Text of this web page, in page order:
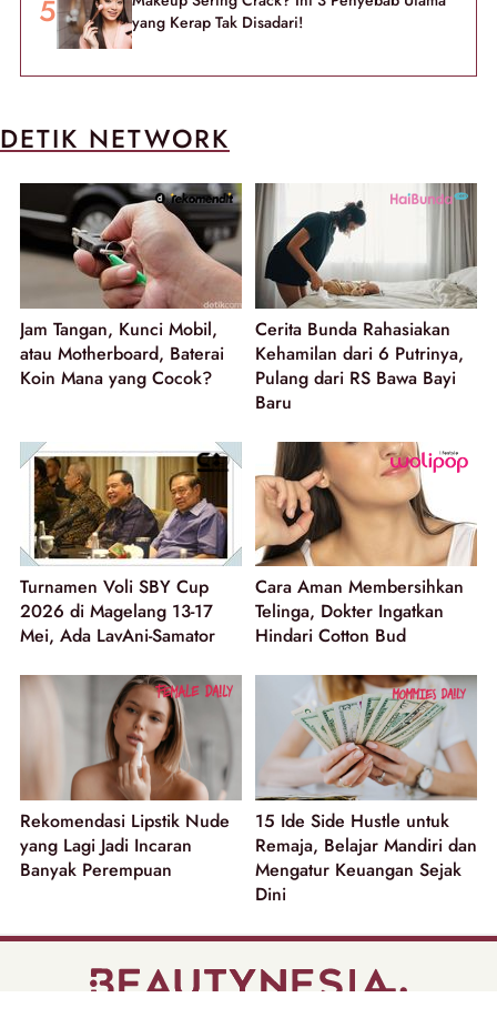
yang Kerap Tak Disadari!
DETIK NETWORK
Jam Tangan, Kunci Mobil,
atau Motherboard, Baterai
Koin Mana yang Cocok?
Cerita Bunda Rahasiakan
Kehamilan dari 6 Putrinya,
Pulang dari RS Bawa Bayi
Baru
Turnamen Voli SBY Cup
2026 di Magelang 13-17
Mei, Ada LavAni-Samator
Cara Aman Membersihkan
Telinga, Dokter Ingatkan
Hindari Cotton Bud
Rekomendasi Lipstik Nude
yang Lagi Jadi Incaran
Banyak Perempuan
15 Ide Side Hustle untuk
Remaja, Belajar Mandiri dan
Mengatur Keuangan Sejak
Dini